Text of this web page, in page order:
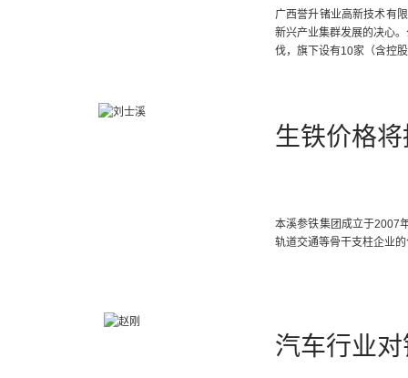
广西誉升锗业高新技术有
新兴产业集群发展的决心
伐，旗下设有10家（含控
生铁价格
本溪参铁集团成立于2007
轨道交通等骨干支柱企业
汽车行业